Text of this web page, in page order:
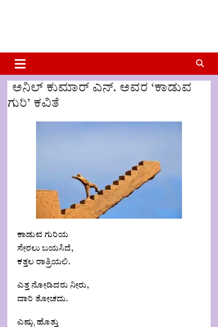
ಅನಿಲ್ ಕುಮಾರ್ ಎನ್. ಅವರ ‘ಕಾಡುವ
ಗುರಿ’ ಕವಿತೆ
ಕಾಡುವ ಗುರಿಯ
ಸೇರಲು ಬಯಸಿದೆ,
ಕತ್ತಲ ರಾತ್ರಿಯಲಿ.
ಎತ್ತ ನೋಡಿದರು ನೀರು,
ದಾರಿ ತೋಚದು.
ಎಷ್ಟು ಹೊತ್ತು